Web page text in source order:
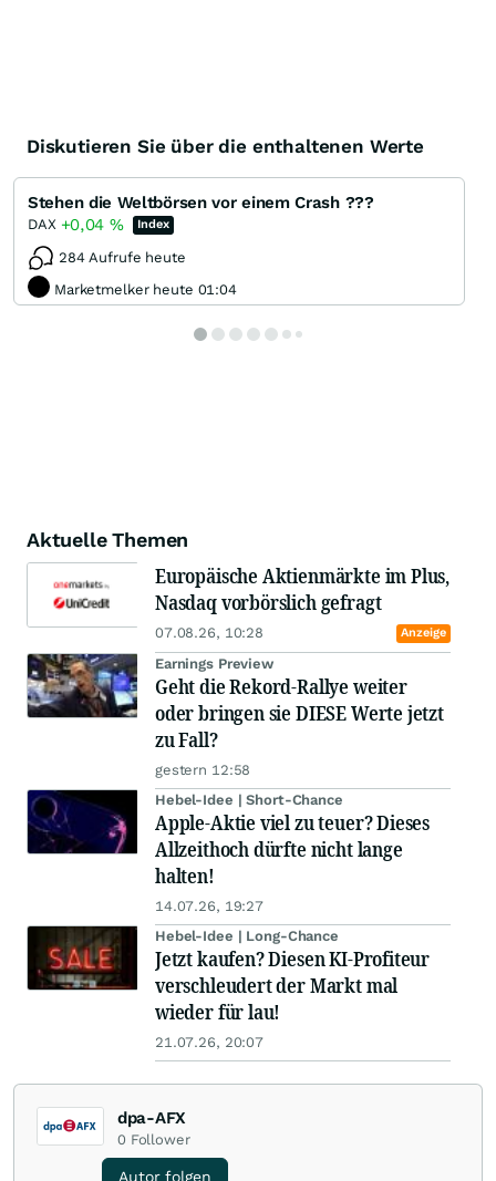
Diskutieren Sie über die enthaltenen Werte
Stehen die Weltbörsen vor einem Crash ???
DAX +0,04 % Index
284 Aufrufe heute
Marketmelker heute 01:04
Aktuelle Themen
Europäische Aktienmärkte im Plus,
Nasdaq vorbörslich gefragt
07.08.26, 10:28 Anzeige
Earnings Preview
Geht die Rekord-Rallye weiter
oder bringen sie DIESE Werte jetzt
zu Fall?
gestern 12:58
Hebel-Idee | Short-Chance
Apple-Aktie viel zu teuer? Dieses
Allzeithoch dürfte nicht lange
halten!
14.07.26, 19:27
Hebel-Idee | Long-Chance
Jetzt kaufen? Diesen KI-Profiteur
verschleudert der Markt mal
wieder für lau!
21.07.26, 20:07
dpa-AFX
0 Follower
Autor folgen